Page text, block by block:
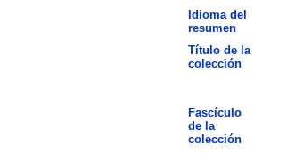
Idioma del
resumen
Título de la
colección
Fascículo
de la
colección